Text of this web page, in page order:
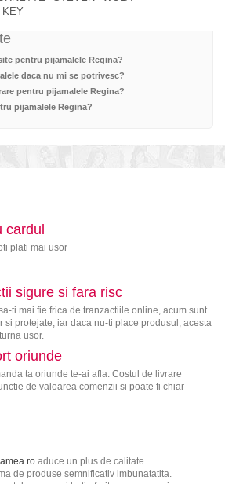
KEY
pentru pijamalele Regina?
daca nu mi se potrivesc?
pentru pijamalele Regina?
pijamalele Regina?
cardul
plati mai usor
sigure si fara risc
ti mai fie frica de tranzactiile online, acum sunt
si protejate, iar daca nu-ti place produsul, acesta
usor.
oriunde
ta oriunde te-ai afla. Costul de livrare
de valoarea comenzii si poate fi chiar
aduce un plus de calitate
de produse semnificativ imbunatatita.